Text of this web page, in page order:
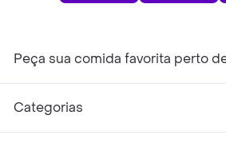
Peça sua comida favorita perto
Categorias